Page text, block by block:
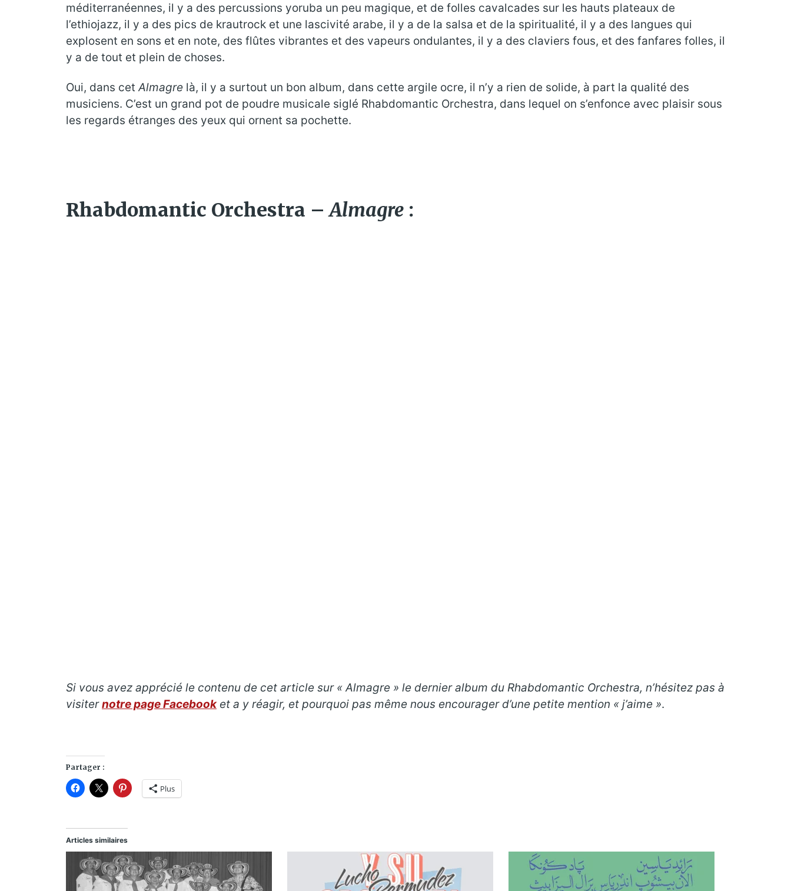
méditerranéennes, il y a des percussions yoruba un peu magique, et de folles cavalcades sur les hauts plateaux de
l’ethiojazz, il y a des pics de krautrock et une lascivité arabe, il y a de la salsa et de la spiritualité, il y a des langues qui
explosent en sons et en note, des flûtes vibrantes et des vapeurs ondulantes, il y a des claviers fous, et des fanfares folles, il
y a de tout et plein de choses.
Oui, dans cetAlmagre là, il y a surtout un bon album, dans cette argile ocre, il n’y a rien de solide, à part la qualité des
musiciens. C’est un grand pot de poudre musicale siglé Rhabdomantic Orchestra, dans lequel on s’enfonce avec plaisir sous
les regards étranges des yeux qui ornent sa pochette.
Rhabdomantic Orchestra –Almagre :
Si vous avez apprécié le contenu de cet article sur « Almagre » le dernier album du Rhabdomantic Orchestra, n’hésitez pas à
visiternotre page Facebooket a y réagir, et pourquoi pas même nous encourager d’une petite mention « j’aime ».
Partager :
Plus
Articles similaires